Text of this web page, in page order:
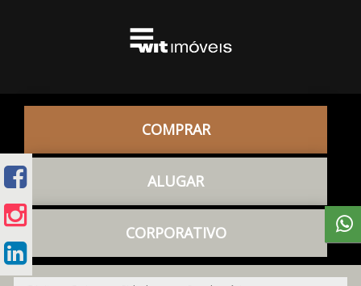
COMPRAR
ALUGAR
CORPORATIVO